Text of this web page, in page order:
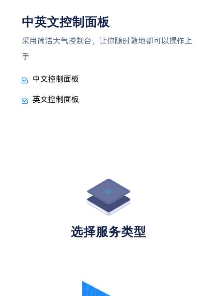
中英文控制面板
采用简洁大气控制台，让你随时随地都可以操作上
手
中文控制面板
英文控制面板
选择服务类型